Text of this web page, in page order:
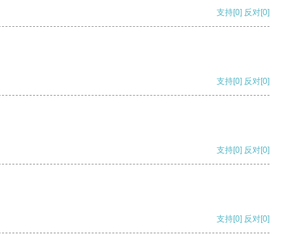
支持[0] 反对[0]
支持[0] 反对[0]
支持[0] 反对[0]
支持[0] 反对[0]